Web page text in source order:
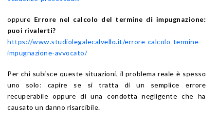
oppure Errore nel calcolo del termine di impugnazione:
puoi rivalerti?
https://www.studiolegalecalvello.it/errore-calcolo-termine-
impugnazione-avvocato/
Per chi subisce queste situazioni, il problema reale è spesso
uno solo: capire se si tratta di un semplice errore
recuperabile oppure di una condotta negligente che ha
causato un danno risarcibile.